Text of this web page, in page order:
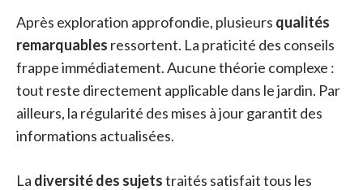
Après exploration approfondie, plusieurs qualités
remarquables ressortent. La praticité des conseils
frappe immédiatement. Aucune théorie complexe :
tout reste directement applicable dans le jardin. Par
ailleurs, la régularité des mises à jour garantit des
informations actualisées.
La diversité des sujetstraités satisfait tous les